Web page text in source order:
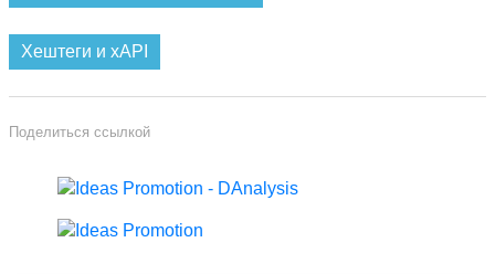
Хештеги и xAPI
Поделиться ссылкой